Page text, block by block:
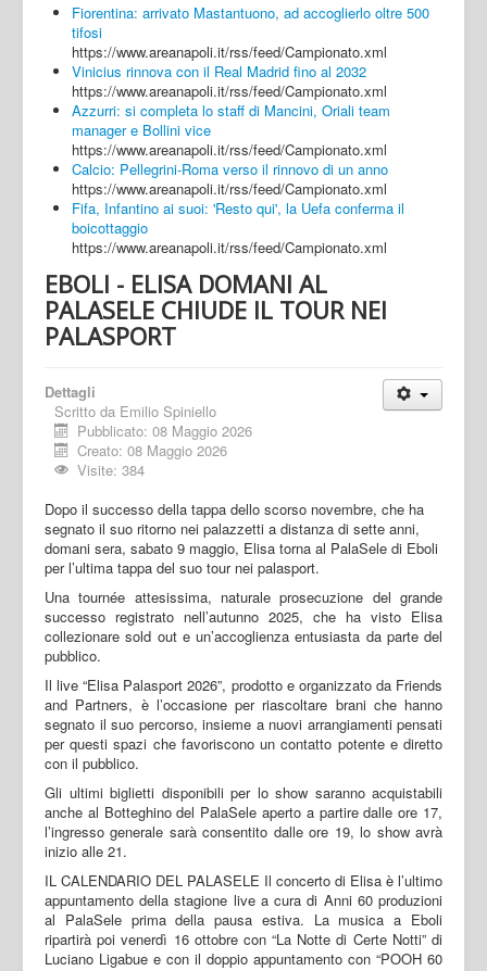
Fiorentina: arrivato Mastantuono, ad accoglierlo oltre 500
tifosi
https://www.areanapoli.it/rss/feed/Campionato.xml
Vinicius rinnova con il Real Madrid fino al 2032
https://www.areanapoli.it/rss/feed/Campionato.xml
Azzurri: si completa lo staff di Mancini, Oriali team
manager e Bollini vice
https://www.areanapoli.it/rss/feed/Campionato.xml
Calcio: Pellegrini-Roma verso il rinnovo di un anno
https://www.areanapoli.it/rss/feed/Campionato.xml
Fifa, Infantino ai suoi: 'Resto qui', la Uefa conferma il
boicottaggio
https://www.areanapoli.it/rss/feed/Campionato.xml
EBOLI - ELISA DOMANI AL
PALASELE CHIUDE IL TOUR NEI
PALASPORT
Dettagli
Scritto da Emilio Spiniello
Pubblicato: 08 Maggio 2026
Creato: 08 Maggio 2026
Visite: 384
Dopo il successo della tappa dello scorso novembre, che ha
segnato il suo ritorno nei palazzetti a distanza di sette anni,
domani sera, sabato 9 maggio, Elisa torna al PalaSele di Eboli
per l’ultima tappa del suo tour nei palasport.
Una tournée attesissima, naturale prosecuzione del grande
successo registrato nell’autunno 2025, che ha visto Elisa
collezionare sold out e un’accoglienza entusiasta da parte del
pubblico.
Il live “Elisa Palasport 2026”, prodotto e organizzato da Friends
and Partners, è l’occasione per riascoltare brani che hanno
segnato il suo percorso, insieme a nuovi arrangiamenti pensati
per questi spazi che favoriscono un contatto potente e diretto
con il pubblico.
Gli ultimi biglietti disponibili per lo show saranno acquistabili
anche al Botteghino del PalaSele aperto a partire dalle ore 17,
l’ingresso generale sarà consentito dalle ore 19, lo show avrà
inizio alle 21.
IL CALENDARIO DEL PALASELE Il concerto di Elisa è l’ultimo
appuntamento della stagione live a cura di Anni 60 produzioni
al PalaSele prima della pausa estiva. La musica a Eboli
ripartirà poi venerdì 16 ottobre con “La Notte di Certe Notti” di
Luciano Ligabue e con il doppio appuntamento con “POOH 60